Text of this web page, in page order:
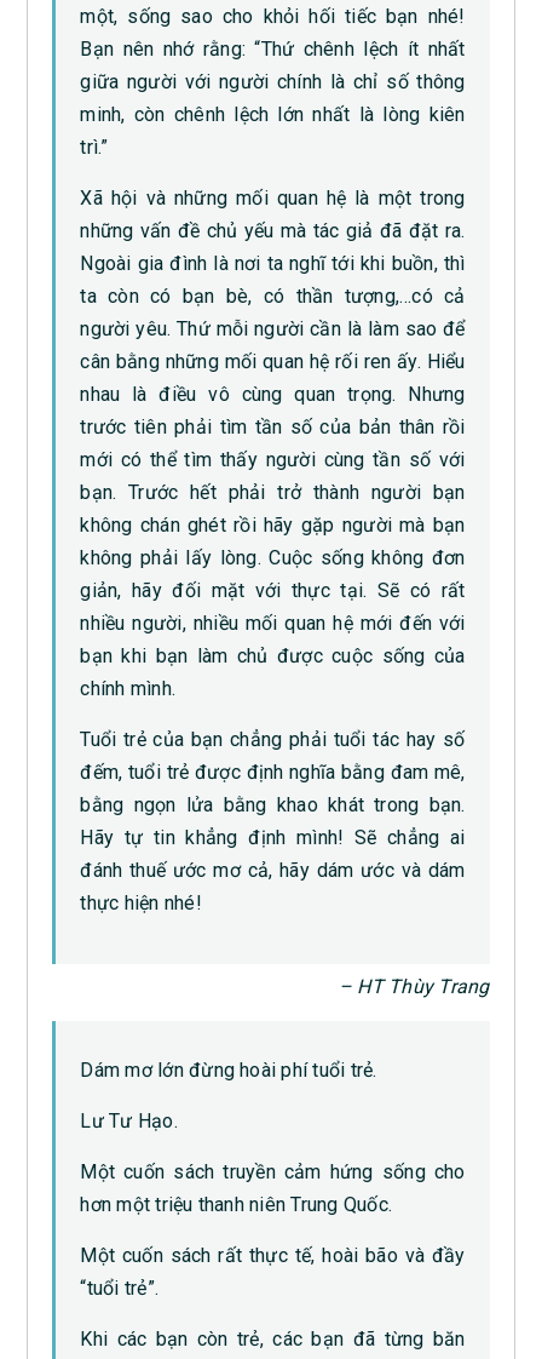
một, sống sao cho khỏi hối tiếc bạn nhé!
Bạn nên nhớ rằng: “Thứ chênh lệch ít nhất
giữa người với người chính là chỉ số thông
minh, còn chênh lệch lớn nhất là lòng kiên
trì.”
Xã hội và những mối quan hệ là một trong
những vấn đề chủ yếu mà tác giả đã đặt ra.
Ngoài gia đình là nơi ta nghĩ tới khi buồn, thì
ta còn có bạn bè, có thần tượng,…có cả
người yêu. Thứ mỗi người cần là làm sao để
cân bằng những mối quan hệ rối ren ấy. Hiểu
nhau là điều vô cùng quan trọng. Nhưng
trước tiên phải tìm tần số của bản thân rồi
mới có thể tìm thấy người cùng tần số với
bạn. Trước hết phải trở thành người bạn
không chán ghét rồi hãy gặp người mà bạn
không phải lấy lòng. Cuộc sống không đơn
giản, hãy đối mặt với thực tại. Sẽ có rất
nhiều người, nhiều mối quan hệ mới đến với
bạn khi bạn làm chủ được cuộc sống của
chính mình.
Tuổi trẻ của bạn chẳng phải tuổi tác hay số
đếm, tuổi trẻ được định nghĩa bằng đam mê,
bằng ngọn lửa bằng khao khát trong bạn.
Hãy tự tin khẳng định mình! Sẽ chẳng ai
đánh thuế ước mơ cả, hãy dám ước và dám
thực hiện nhé!
– HT Thùy Trang
Dám mơ lớn đừng hoài phí tuổi trẻ.
Lư Tư Hạo.
Một cuốn sách truyền cảm hứng sống cho
hơn một triệu thanh niên Trung Quốc.
Một cuốn sách rất thực tế, hoài bão và đầy
“tuổi trẻ”.
Khi các bạn còn trẻ, các bạn đã từng băn